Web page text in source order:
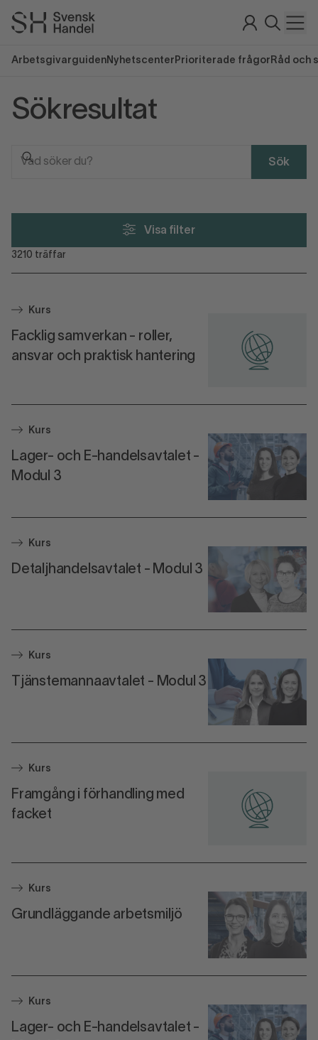
Arbetsgivarguiden Nyhetscenter Prioriterade frågor Råd och
Sökresultat
Sök
3210 träffar
Kurs
Facklig samverkan - roller,
ansvar och praktisk hantering
Kurs
Lager- och E-handelsavtalet -
Modul 3
Kurs
Detaljhandelsavtalet - Modul 3
Kurs
Tjänstemannaavtalet - Modul 3
Kurs
Framgång i förhandling med
facket
Kurs
Grundläggande arbetsmiljö
Kurs
Lager- och E-handelsavtalet -
Visa filter